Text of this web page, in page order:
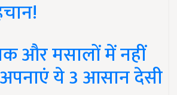
और मसालों में नहीं
ये 3 आसान देसी